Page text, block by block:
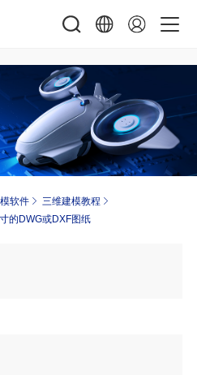
软件
三维建模教程
的DWG或DXF图纸